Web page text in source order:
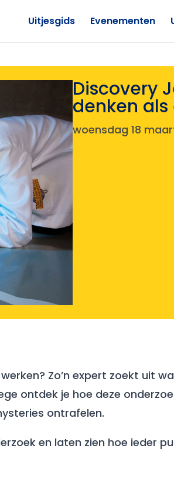
Uitjesgids Evenementen
Discovery
denken
woensdag 18
Zo’n expert zoekt uit
ontdek je hoe deze
ontrafelen.
en laten zien hoe ieder